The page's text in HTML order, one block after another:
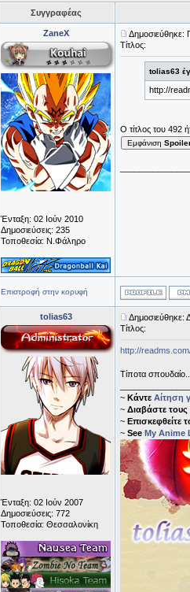
Συγγραφέας
ZaneX
Ένταξη: 02 Ιούν 2010
Δημοσιεύσεις: 235
Τοποθεσία: Ν.Φάληρο
Δημοσιεύθηκε:
Τίτλος:
tolias63
http://
Ο τίτλος του 492
Εμφάνιση
Επιστροφή στην κορυφή
tolias63
Ένταξη: 02 Ιούν 2007
Δημοσιεύσεις: 772
Τοποθεσία: Θεσσαλονίκη
Δημοσιεύθηκε:
Τίτλος:
http://
Τίποτα
~ Κάντε Αίτηση
~ Διαβάστε τους
~ Επισκεφθείτε
~ See My Anime